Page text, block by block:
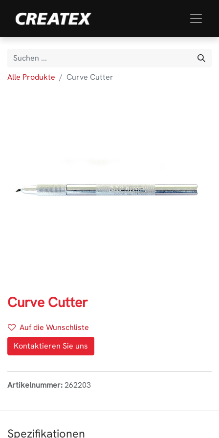
Alle Produkte Curve Cutter
Curve Cutter
Auf die Wunschliste
Kontaktieren Sie uns
Artikelnummer:262203
Spezifikationen